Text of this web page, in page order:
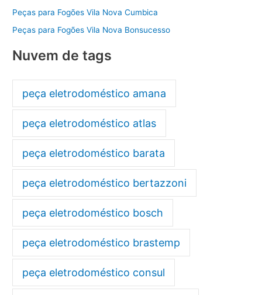
Peças para Fogões Vila Nova Cumbica
Peças para Fogões Vila Nova Bonsucesso
Nuvem de tags
peça eletrodoméstico amana
peça eletrodoméstico atlas
peça eletrodoméstico barata
peça eletrodoméstico bertazzoni
peça eletrodoméstico bosch
peça eletrodoméstico brastemp
peça eletrodoméstico consul